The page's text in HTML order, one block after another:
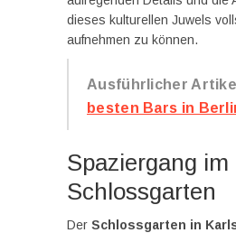
dieses kulturellen Juwels
aufnehmen zu können.
Ausführlicher
besten Bars in
Spaziergang im
Schlossgarten
Der Schlossgarten in